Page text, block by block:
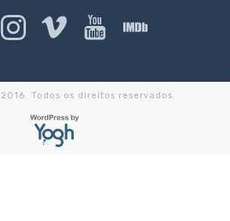
Todos os direitos reservados.